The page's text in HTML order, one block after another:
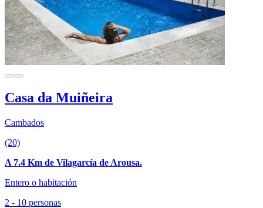
Casa da Muiñeira
Cambados
(20)
A 7.4 Km de Vilagarcía de Arousa.
Entero o habitación
2 - 10 personas